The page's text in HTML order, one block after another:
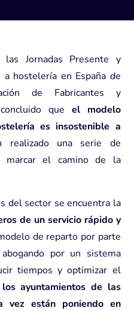
Jornadas Presente y
hostelería en España de
de Fabricantes y
que el modelo
es insostenible a
una serie de
marcar el camino de la
del sector se encuentra la
de un servicio rápido y
de reparto por parte
por un sistema
tiempos y optimizar el
los ayuntamientos de las
vez están poniendo en